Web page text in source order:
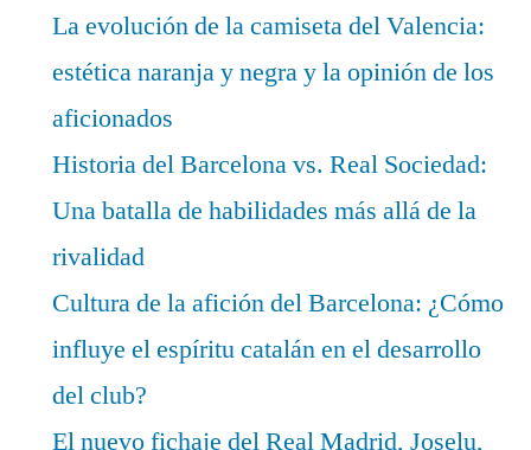
La evolución de la camiseta del Valencia:
estética naranja y negra y la opinión de los
aficionados
Historia del Barcelona vs. Real Sociedad:
Una batalla de habilidades más allá de la
rivalidad
Cultura de la afición del Barcelona: ¿Cómo
influye el espíritu catalán en el desarrollo
del club?
El nuevo fichaje del Real Madrid, Joselu,